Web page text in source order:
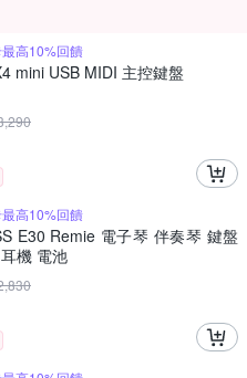
高10%回饋
mini USB MIDI 主控鍵盤
高10%回饋
E30 Remie 電子琴 伴奏琴 鍵盤
機 電池